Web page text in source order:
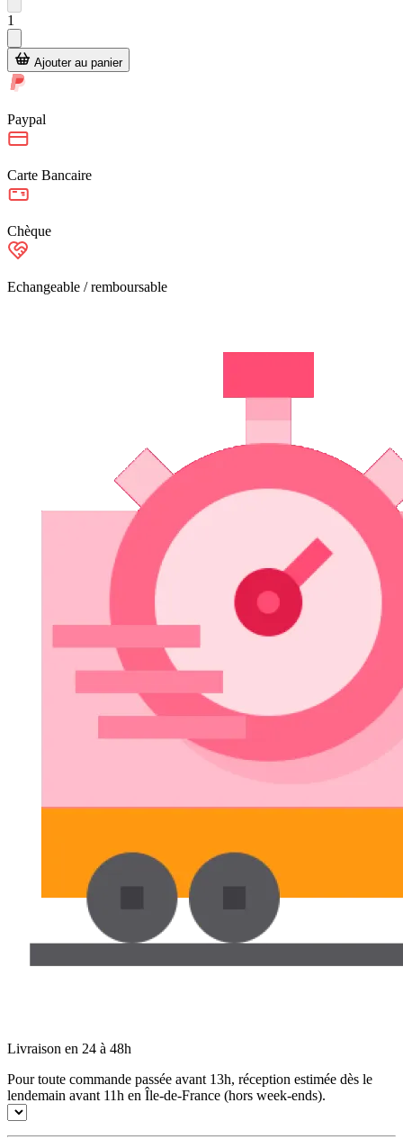
1
Ajouter au panier
Paypal
Carte Bancaire
Chèque
Echangeable / remboursable
Livraison en 24 à 48h
Pour toute commande passée avant 13h, réception estimée dès le
lendemain avant 11h en Île-de-France (hors week-ends).